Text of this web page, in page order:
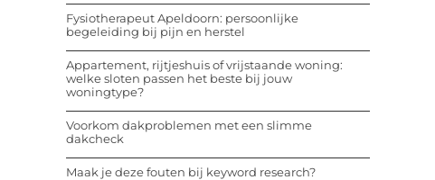
Fysiotherapeut Apeldoorn: persoonlijke
begeleiding bij pijn en herstel
Appartement, rijtjeshuis of vrijstaande woning:
welke sloten passen het beste bij jouw
woningtype?
Voorkom dakproblemen met een slimme
dakcheck
Maak je deze fouten bij keyword research?